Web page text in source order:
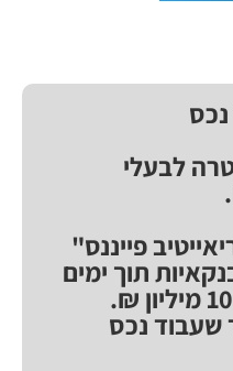
נכס
לבעלי
פייננס"
תוך ימים
ובסכומים שבין חצי ל-10 מיליון ₪.
שעבוד נכס